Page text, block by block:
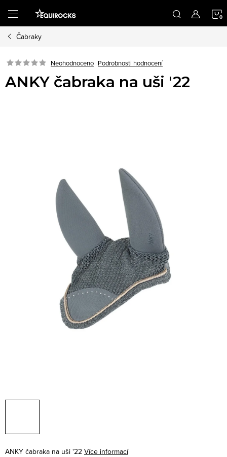
obsah
Čabraky
Neohodnoceno Podrobnosti hodnocení
ANKY čabraka na uši '22
ANKY čabraka na uši '22 Více informací